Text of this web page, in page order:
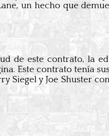
un hecho que
de este contrato, la
Este contrato tenía
Siegel y Joe Shuster